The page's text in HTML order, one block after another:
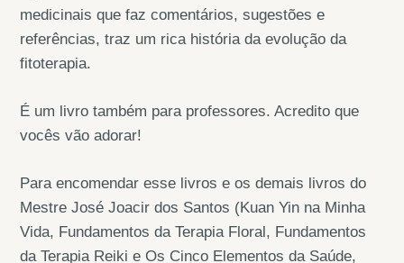
medicinais que faz comentários, sugestões e
referências, traz um rica história da evolução da
fitoterapia.
É um livro também para professores. Acredito que
vocês vão adorar!
Para encomendar esse livros e os demais livros do
Mestre José Joacir dos Santos (Kuan Yin na Minha
Vida, Fundamentos da Terapia Floral, Fundamentos
da Terapia Reiki e Os Cinco Elementos da Saúde,